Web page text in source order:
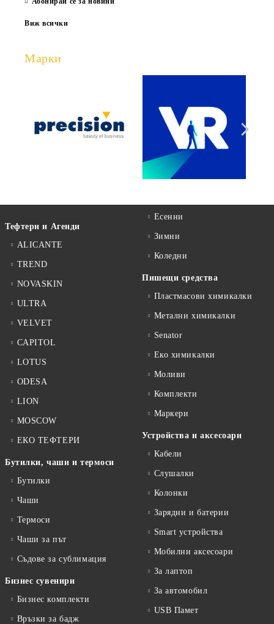
Виж всички
Марки
Тефтери и Агенди
ALICANTE
TREND
NOVASKIN
ULTRA
VELVET
CAPITOL
LOTUS
ODESA
LION
MOSCOW
ЕКО ТЕФТЕРИ
Бутилки, чаши и термоси
Бутилки
Чаши
Термоси
Чаши за път
Съдове за сублимация
Бизнес сувенири
Бизнес комплекти
Връзки за бадж
Есенни
Зимни
Коледни
Пишещи средства
Пластмасови химикалки
Метални химикалки
Senator
Еко химикалки
Моливи
Комплекти
Маркери
Устройства и аксесоари
Кабели
Слушалки
Колонки
Зарядни и батерии
Smart устройства
Мобилни аксесоари
За лаптоп
За автомобил
USB Памет